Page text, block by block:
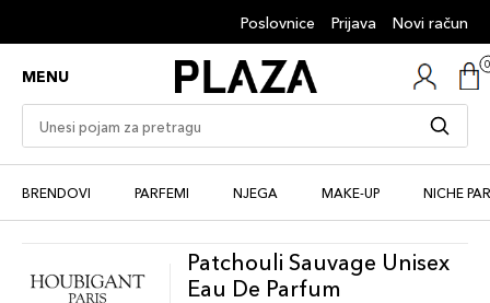
Poslovnice Prijava Novi račun
MENU
BRENDOVI PARFEMI NJEGA MAKE-UP NICHE
Patchouli Sauvage Unisex
Eau De Parfum